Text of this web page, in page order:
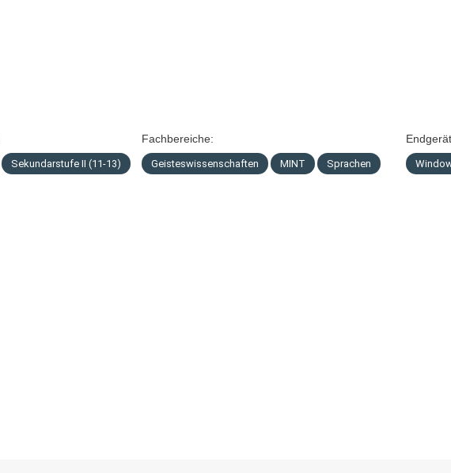
Sekundarstufe II (11-13)
Fachbereiche:
Geisteswissenschaften MINT Sprachen